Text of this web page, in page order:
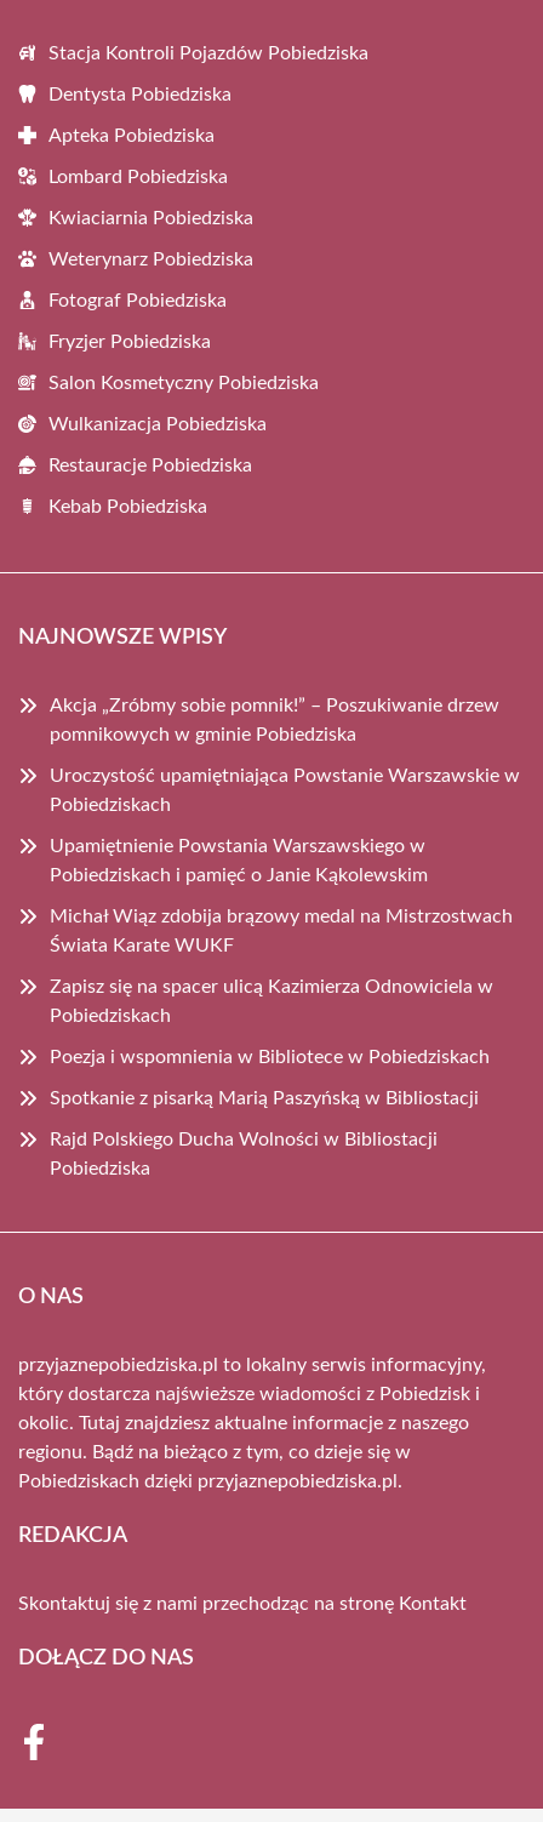
Stacja Kontroli Pojazdów Pobiedziska
Dentysta Pobiedziska
Apteka Pobiedziska
Lombard Pobiedziska
Kwiaciarnia Pobiedziska
Weterynarz Pobiedziska
Fotograf Pobiedziska
Fryzjer Pobiedziska
Salon Kosmetyczny Pobiedziska
Wulkanizacja Pobiedziska
Restauracje Pobiedziska
Kebab Pobiedziska
NAJNOWSZE WPISY
Akcja „Zróbmy sobie pomnik!” – Poszukiwanie drzew
pomnikowych w gminie Pobiedziska
Uroczystość upamiętniająca Powstanie Warszawskie w
Pobiedziskach
Upamiętnienie Powstania Warszawskiego w
Pobiedziskach i pamięć o Janie Kąkolewskim
Michał Wiąz zdobija brązowy medal na Mistrzostwach
Świata Karate WUKF
Zapisz się na spacer ulicą Kazimierza Odnowiciela w
Pobiedziskach
Poezja i wspomnienia w Bibliotece w Pobiedziskach
Spotkanie z pisarką Marią Paszyńską w Bibliostacji
Rajd Polskiego Ducha Wolności w Bibliostacji
Pobiedziska
O NAS
przyjaznepobiedziska.pl to lokalny serwis informacyjny,
który dostarcza najświeższe wiadomości z Pobiedzisk i
okolic. Tutaj znajdziesz aktualne informacje z naszego
regionu. Bądź na bieżąco z tym, co dzieje się w
Pobiedziskach dzięki przyjaznepobiedziska.pl.
REDAKCJA
Skontaktuj się z nami przechodząc na stronę Kontakt
DOŁĄCZ DO NAS